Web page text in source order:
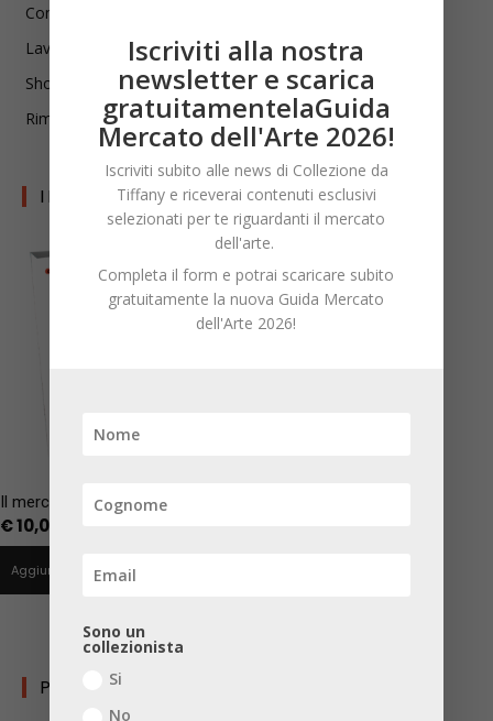
Contatti
Lavora con noi
Shop
Rimani aggiornato!
I LIBRI DI CDT
Il mercato dei significati
€10,00
Aggiungi al carrello
PERCORSI TEMATICI
Iscriviti alla nostra
newsletter e scarica
gratuitamentelaGuida
Mercato dell'Arte 2026!
Iscriviti subito alle news di Collezione da
Tiffany e riceverai contenuti esclusivi
selezionati per te riguardanti il mercato
dell'arte.
Completa il form e potrai scaricare subito
gratuitamente la nuova Guida Mercato
dell'Arte 2026!
Sono un
collezionista
Si
No